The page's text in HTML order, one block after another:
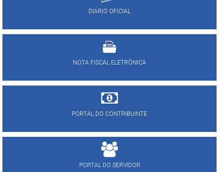
DIÁRIO OFICIAL
NOTA FISCAL ELETRÔNICA
PORTAL DO CONTRIBUINTE
PORTAL DO SERVIDOR